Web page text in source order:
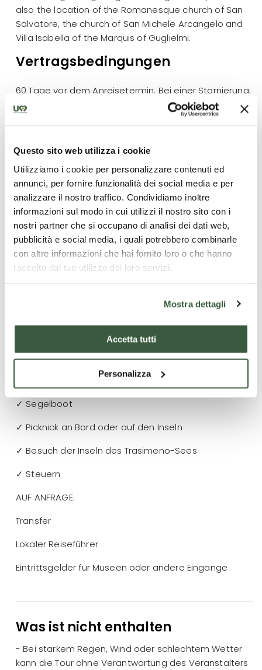
Questo sito web utilizza i cookie
Utilizziamo i cookie per personalizzare contenuti ed
annunci, per fornire funzionalità dei social media e per
analizzare il nostro traffico. Condividiamo inoltre
informazioni sul modo in cui utilizzi il nostro sito con i
nostri partner che si occupano di analisi dei dati web,
pubblicità e social media, i quali potrebbero combinarle
con altre informazioni che hai fornito loro o che hanno
raccolto dal tuo utilizzo dei loro servizi.
Mostra dettagli
Accetta tutti
Personalizza
also the location of the Romanesque church of San
Salvatore, the church of San Michele Arcangelo and
Villa Isabella of the Marquis of Guglielmi.
Vertragsbedingungen
60 Tage vor dem Anreisetermin. Bei einer Stornierung,
die nach Erhalt der schriftlichen Mitteilung erfolgt,
werden folgende Gebühren auf den gesamten
30% nicht erstattungsfähige Anzahlung, fällig bei
Bestätigung
30-8 Tage vor der Ankunft: 50% Strafe
7 Tage oder weniger vor der Ankunft: 100%
Strafe.
Alle Stornierungen müssen schriftlich mitgeteilt und
von Taste and Slow Italy-Alessandra Galassi
bestätigt werden. Taste and Slow Italy-Alessandra
den Gesamtbetrag in Rechnung stellen.
Was ist enthalten
✓ Englisch sprechender Skipper
✓ Segelboot
✓ Picknick an Bord oder auf den Inseln
✓ Besuch der Inseln des Trasimeno-Sees
✓ Steuern
AUF ANFRAGE:
Transfer
Lokaler Reiseführer
Eintrittsgelder für Museen oder andere Eingänge
Was ist nicht enthalten
- Bei starkem Regen, Wind oder schlechtem Wetter
kann die Tour ohne Verantwortung des Veranstalters